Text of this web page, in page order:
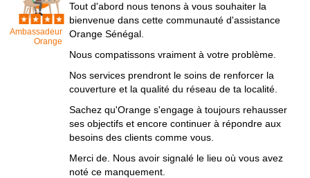
Ambassadeur
Orange
Tout d'abord nous tenons à vous souhaiter la
bienvenue dans cette communauté d'assistance
Orange Sénégal.
Nous compatissons vraiment à votre problème.
Nos services prendront le soins de renforcer la
couverture et la qualité du réseau de ta localité.
Sachez qu'Orange s'engage à toujours rehausser
ses objectifs et encore continuer à répondre aux
besoins des clients comme vous.
Merci de. Nous avoir signalé le lieu où vous avez
noté ce manquement.